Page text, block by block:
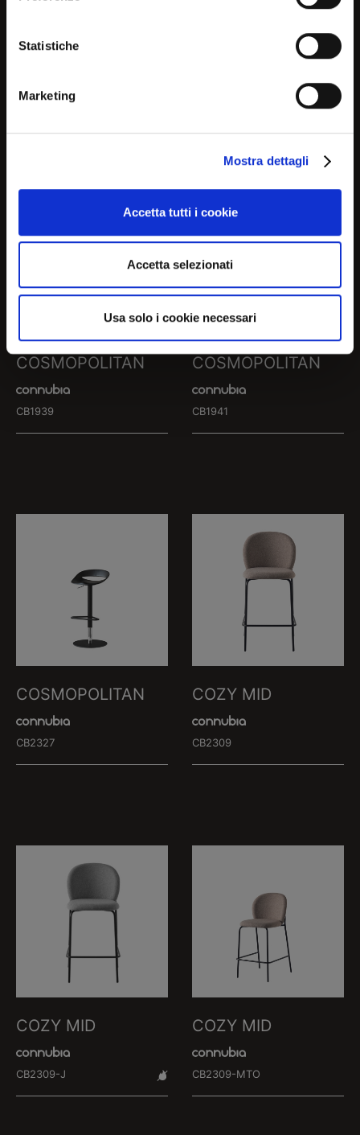
Statistiche
Marketing
Mostra dettagli
Accetta tutti i cookie
Accetta selezionati
Usa solo i cookie necessari
current products and
COSMOPOLITAN
CB1939
COSMOPOLITAN
CB1941
COSMOPOLITAN
CB2327
COZY MID
CB2309
COZY MID
CB2309-J
COZY MID
CB2309-MTO